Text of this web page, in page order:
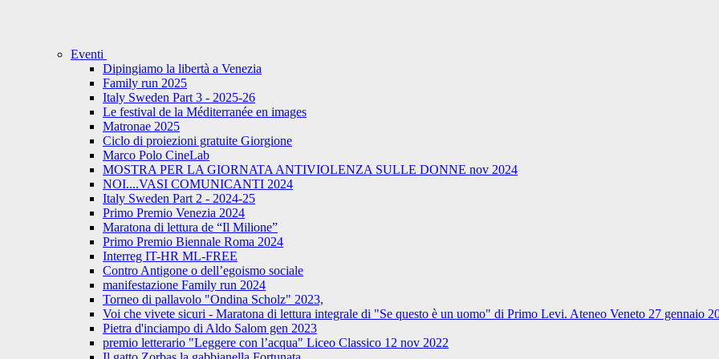
Eventi
Dipingiamo la libertà a Venezia
Family run 2025
Italy Sweden Part 3 - 2025-26
Le festival de la Méditerranée en images
Matronae 2025
Ciclo di proiezioni gratuite Giorgione
Marco Polo CineLab
MOSTRA PER LA GIORNATA ANTIVIOLENZA SULLE DONNE nov 2024
NOI....VASI COMUNICANTI 2024
Italy Sweden Part 2 - 2024-25
Primo Premio Venezia 2024
Maratona di lettura de “Il Milione”
Primo Premio Biennale Roma 2024
Interreg IT-HR ML-FREE
Contro Antigone o dell’egoismo sociale
manifestazione Family run 2024
Torneo di pallavolo "Ondina Scholz" 2023,
Voi che vivete sicuri - Maratona di lettura integrale di "Se questo è un uomo" di Primo Levi. Ateneo Veneto 27 gennaio
Pietra d'inciampo di Aldo Salom gen 2023
premio letterario "Leggere con l’acqua" Liceo Classico 12 nov 2022